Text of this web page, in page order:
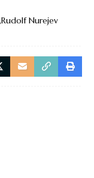
Rudolf Nurejev